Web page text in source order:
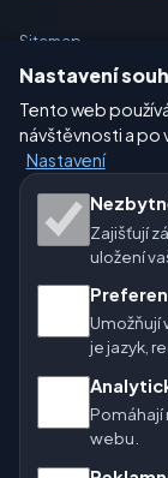
Sitemap
Nastavení
🇨🇿 Česko
🇩🇪🇦🇹🇨🇭
🇮🇳 Jižní a
Nastavení
Tento web
návštěvnosti a po
Nastavení
Zajišťují
uložení
Umožňují
je jazyk,
Pomáhají
webu.